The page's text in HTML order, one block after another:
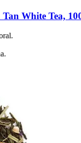
White Tea,